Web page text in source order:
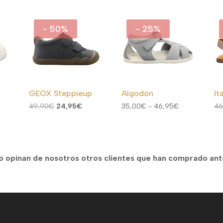
- 50%
GEOX Steppieup
49,90€ El
49,90€.
24,95€El
24,95€.
- 25%
Algodón
35,00€ - 46,95€
35,00€
opinan de nosotros otros clientes que han comprado